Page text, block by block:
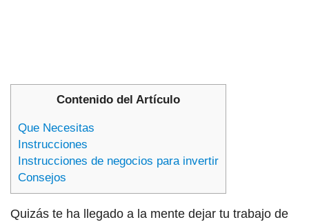
Contenido del Artículo
Que Necesitas
Instrucciones
Instrucciones de negocios para invertir
Consejos
Quizás te ha llegado a la mente dejar tu trabajo de